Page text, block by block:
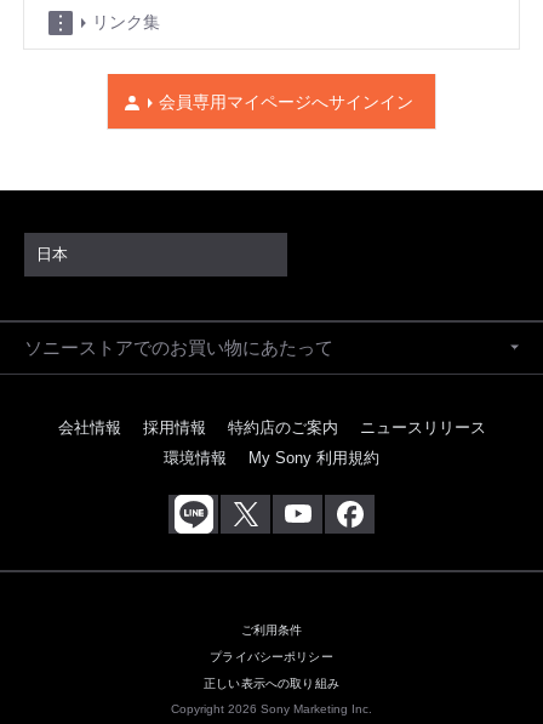
リンク集
会員専用マイページへサインイン
日本
ソニーストアでのお買い物にあたって
会社情報 採用情報 特約店のご案内
ニュースリリース
環境情報
My Sony 利用規約
ご利用条件
プライバシーポリシー
正しい表示への取り組み
Copyright 2026 Sony Marketing Inc.